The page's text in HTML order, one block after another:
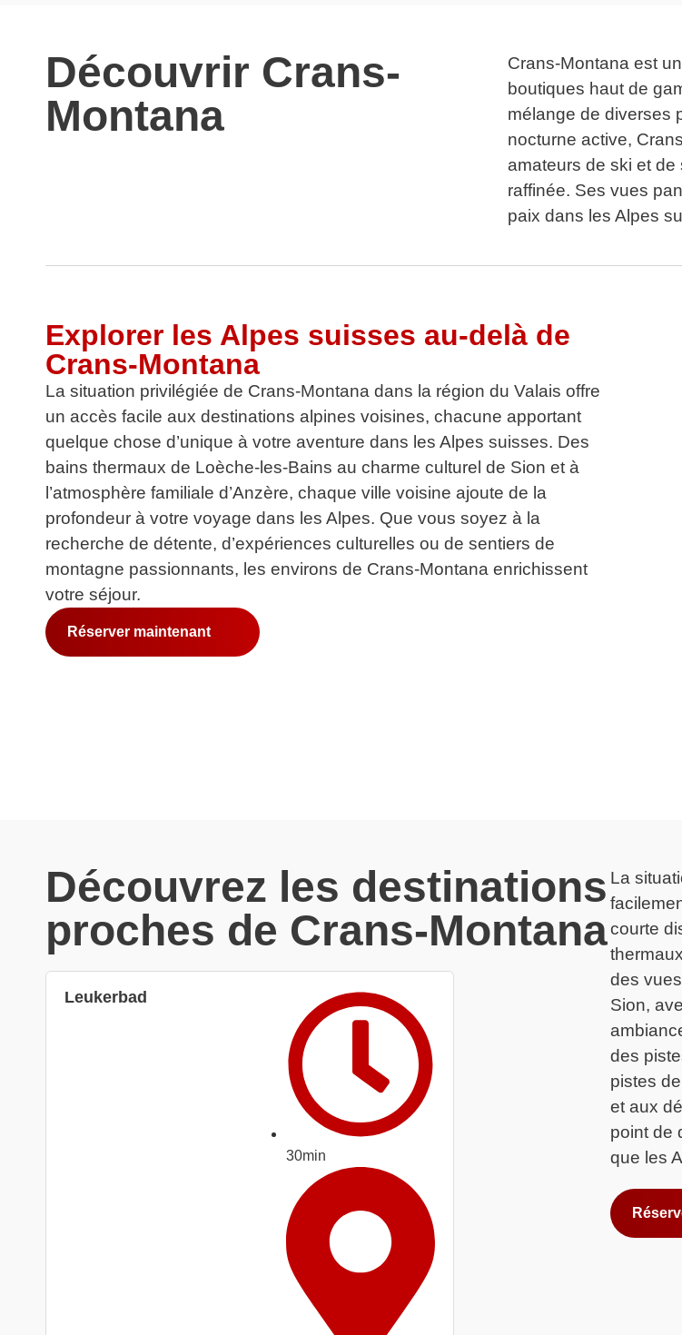
Découvrir Crans-
Montana
Crans-Montana est
boutiques haut de
mélange de diverses
nocturne active,
amateurs de ski et
raffinée. Ses vues
paix dans les Alpes
Explorer les Alpes suisses au-delà de
Crans-Montana
La situation privilégiée de Crans-Montana dans la région du Valais offre
un accès facile aux destinations alpines voisines, chacune apportant
quelque chose d’unique à votre aventure dans les Alpes suisses. Des
bains thermaux de Loèche-les-Bains au charme culturel de Sion et à
l’atmosphère familiale d’Anzère, chaque ville voisine ajoute de la
profondeur à votre voyage dans les Alpes. Que vous soyez à la
recherche de détente, d’expériences culturelles ou de sentiers de
montagne passionnants, les environs de Crans-Montana enrichissent
votre séjour.
Réserver maintenant
Découvrez les destinations
proches de Crans-Montana
Leukerbad
30min
La
courte
des
Sion,
des
pistes
et aux
point de
que les